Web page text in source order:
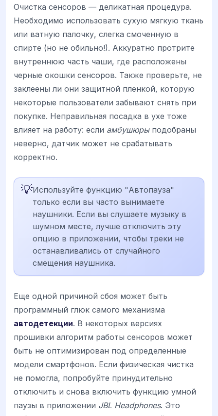
Очистка сенсоров — деликатная процедура.
Необходимо использовать сухую мягкую ткань
или ватную палочку, слегка смоченную в
спирте (но не обильно!). Аккуратно протрите
внутреннюю часть чаши, где расположены
черные окошки сенсоров. Также проверьте, не
заклеены ли они защитной пленкой, которую
некоторые пользователи забывают снять при
покупке. Неправильная посадка в ухе тоже
влияет на работу: если амбушюрыподобраны
неверно, датчик может не срабатывать
корректно.
💡Используйте функцию "Автопауза"
только если вы часто вынимаете
наушники. Если вы слушаете музыку в
шумном месте, лучше отключить эту
опцию в приложении, чтобы треки не
останавливались от случайного
смещения наушника.
Еще одной причиной сбоя может быть
программный глюк самого механизма
автодетекции. В некоторых версиях
прошивки алгоритм работы сенсоров может
быть не оптимизирован под определенные
модели смартфонов. Если физическая чистка
не помогла, попробуйте принудительно
отключить и снова включить функцию умной
паузы в приложении JBL Headphones. Это